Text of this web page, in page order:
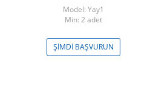
Model: Yay1
Min: 2 adet
ŞIMDI BAŞVURUN